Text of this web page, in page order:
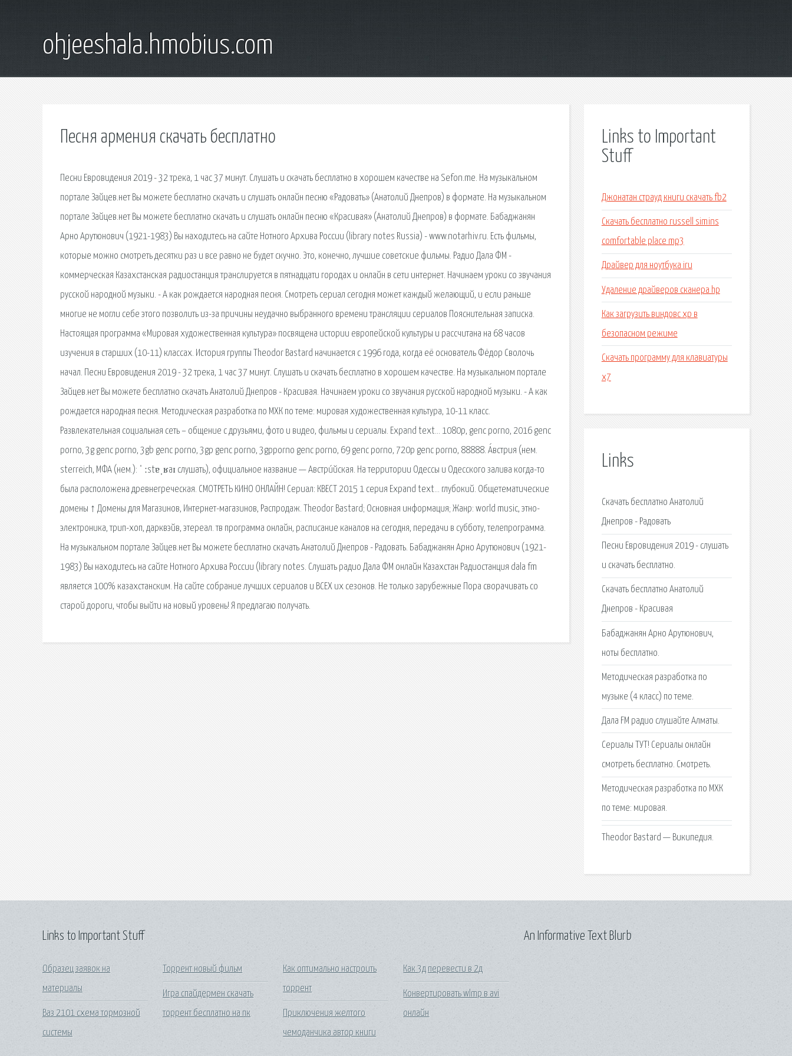
ohjeeshala.hmobius.com
Песня армения скачать бесплатно
Песни Евровидения 2019 - 32 трека, 1 час 37 минут. Слушать и скачать бесплатно в хорошем качестве на Sefon.me. На музыкальном
портале Зайцев.нет Вы можете бесплатно скачать и слушать онлайн песню «Радовать» (Анатолий Днепров) в формате. На музыкальном
портале Зайцев.нет Вы можете бесплатно скачать и слушать онлайн песню «Красивая» (Анатолий Днепров) в формате. Бабаджанян
Арно Арутюнович (1921-1983) Вы находитесь на сайте Нотного Архива России (library notes Russia) - www.notarhiv.ru. Есть фильмы,
которые можно смотреть десятки раз и все равно не будет скучно. Это, конечно, лучшие советские фильмы. Радио Дала ФМ -
коммерческая Казахстанская радиостанция транслируется в пятнадцати городах и онлайн в сети интернет. Начинаем уроки со звучания
русской народной музыки. - А как рождается народная песня. Смотреть сериал сегодня может каждый желающий, и если раньше
многие не могли себе этого позволить из-за причины неудачно выбранного времени трансляции сериалов Пояснительная записка.
Настоящая программа «Мировая художественная культура» посвящена истории европейской культуры и рассчитана на 68 часов
изучения в старших (10-11) классах. История группы Theodor Bastard начинается с 1996 года, когда её основатель Фёдор Сволочь
начал. Песни Евровидения 2019 - 32 трека, 1 час 37 минут. Слушать и скачать бесплатно в хорошем качестве. На музыкальном портале
Зайцев.нет Вы можете бесплатно скачать Анатолий Днепров - Красивая. Начинаем уроки со звучания русской народной музыки. - А как
рождается народная песня. Методическая разработка по МХК по теме: мировая художественная культура, 10-11 класс.
Развлекательная социальная сеть – общение с друзьями, фото и видео, фильмы и сериалы. Expand text… 1080p, genc porno, 2016 genc
porno, 3g genc porno, 3gb genc porno, 3gp genc porno, 3gpporno genc porno, 69 genc porno, 720p genc porno, 88888. А́встрия (нем.
sterreich, МФА (нем.): ˈ ːstɐˌʁaɪ слушать), официальное название — Австри́йская. На территории Одессы и Одесского залива когда-то
была расположена древнегреческая. СМОТРЕТЬ КИНО ОНЛАЙН! Сериал: КВЕСТ 2015 1 серия Expand text… глубокий. Общетематические
домены ↑ Домены для Магазинов, Интернет-магазинов, Распродаж. Theodor Bastard; Основная информация; Жанр: world music, этно-
электроника, трип-хоп, дарквэйв, этереал. тв программа онлайн, расписание каналов на сегодня, передачи в субботу, телепрограмма.
На музыкальном портале Зайцев.нет Вы можете бесплатно скачать Анатолий Днепров - Радовать. Бабаджанян Арно Арутюнович (1921-
1983) Вы находитесь на сайте Нотного Архива России (library notes. Слушать радио Дала ФМ онлайн Казахстан Радиостанция dala fm
является 100% казахстанским. На сайте собрание лучших сериалов и ВСЕХ их сезонов. Не только зарубежные Пора сворачивать со
старой дороги, чтобы выйти на новый уровень! Я предлагаю получать.
Links to Important
Stuff
Джонатан страуд книги скачать fb2
Скачать бесплатно russell simins
comfortable place mp3
Драйвер для ноутбука iru
Удаление драйверов сканера hp
Как загрузить виндовс xp в
безопасном режиме
Скачать программу для клавиатуры
x7
Links
Скачать бесплатно Анатолий
Днепров - Радовать
Песни Евровидения 2019 - слушать
и скачать бесплатно.
Скачать бесплатно Анатолий
Днепров - Красивая
Бабаджанян Арно Арутюнович,
ноты бесплатно.
Методическая разработка по
музыке (4 класс) по теме.
Дала FM радио слушайте Алматы.
Сериалы ТУТ! Сериалы онлайн
смотреть бесплатно. Смотреть.
Методическая разработка по МХК
по теме: мировая.
Theodor Bastard — Википедия.
Links to Important Stuff
Образец заявок на
материалы
Ваз 2101 схема тормозной
системы
Торрент новый фильм
Игра спайдермен скачать
торрент бесплатно на пк
Как оптимально настроить
торрент
Приключения желтого
чемоданчика автор книги
Как 3д перевести в 2д
Конвертировать wlmp в avi
онлайн
An Informative Text Blurb